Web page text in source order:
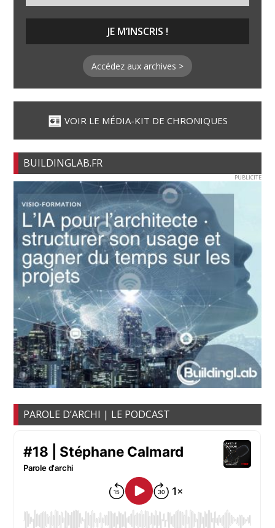
Accédez aux archives >
VOIR LE MÉDIA-KIT DE CHRONIQUES
BUILDINGLAB.FR
PUBLICITE
PAROLE D’ARCHI | LE PODCAST